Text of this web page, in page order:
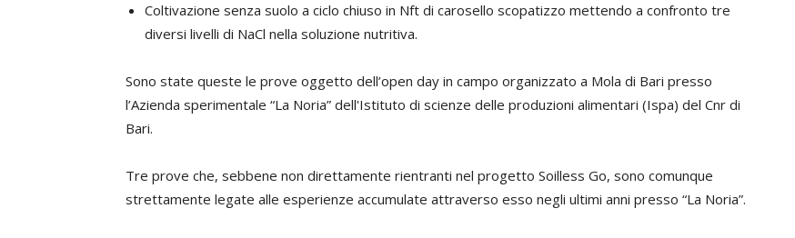
Coltivazione senza suolo a ciclo chiuso in Nft di carosello scopatizzo mettendo a confronto tre
diversi livelli di NaCl nella soluzione nutritiva.
Sono state queste le prove oggetto dell’open day in campo organizzato a Mola di Bari presso
l’Azienda sperimentale “La Noria” dell'Istituto di scienze delle produzioni alimentari (Ispa) del Cnr di
Bari.
Tre prove che, sebbene non direttamente rientranti nel progetto Soilless Go, sono comunque
strettamente legate alle esperienze accumulate attraverso esso negli ultimi anni presso “La Noria”.